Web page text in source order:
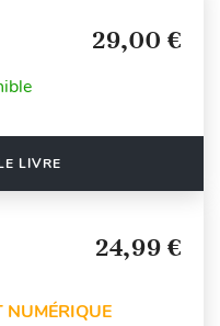
29,00 €
LIVRE
24,99 €
NUMÉRIQUE